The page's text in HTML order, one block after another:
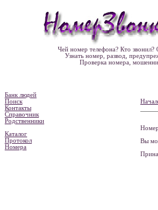
Чей номер телефона? Кто звонил?
Узнать номер, развод,
Проверка номера,
Банк людей
Поиск
Контакты
Справочник
Родственники
Каталог
Протокол
Номера
Вы